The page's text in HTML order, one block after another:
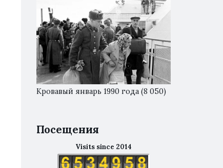
Кровавый январь 1990 года (8 050)
Посещения
Visits since 2014